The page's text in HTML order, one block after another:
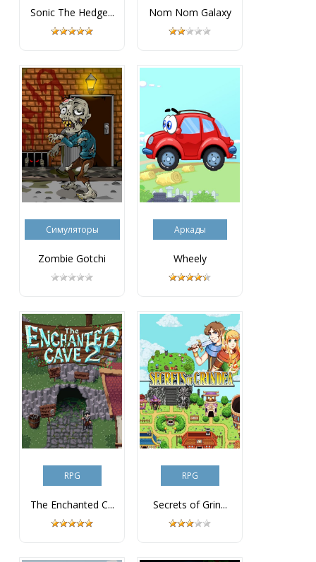
Sonic The Hedge... Nom Nom Galaxy
Симуляторы
Zombie Gotchi
Аркады
Wheely
RPG
The Enchanted C...
RPG
Secrets of Grin...